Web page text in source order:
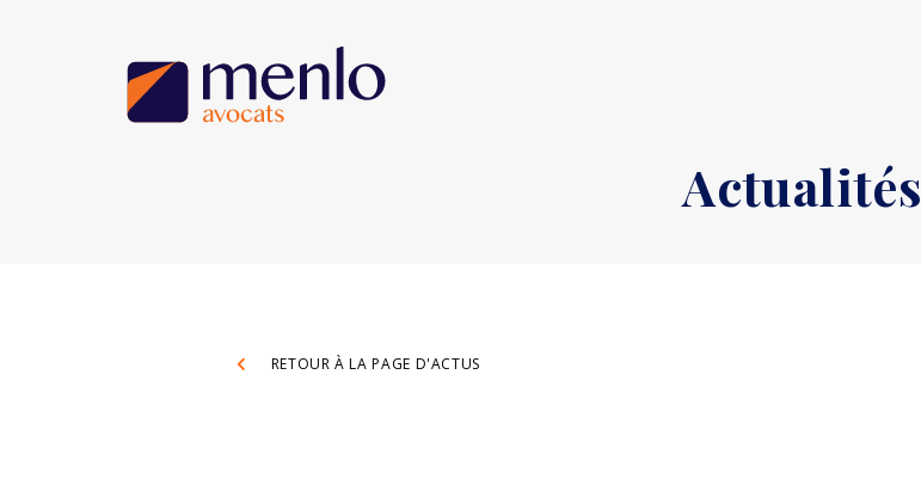
Actualités
RETOUR À LA PAGE D'ACTUS